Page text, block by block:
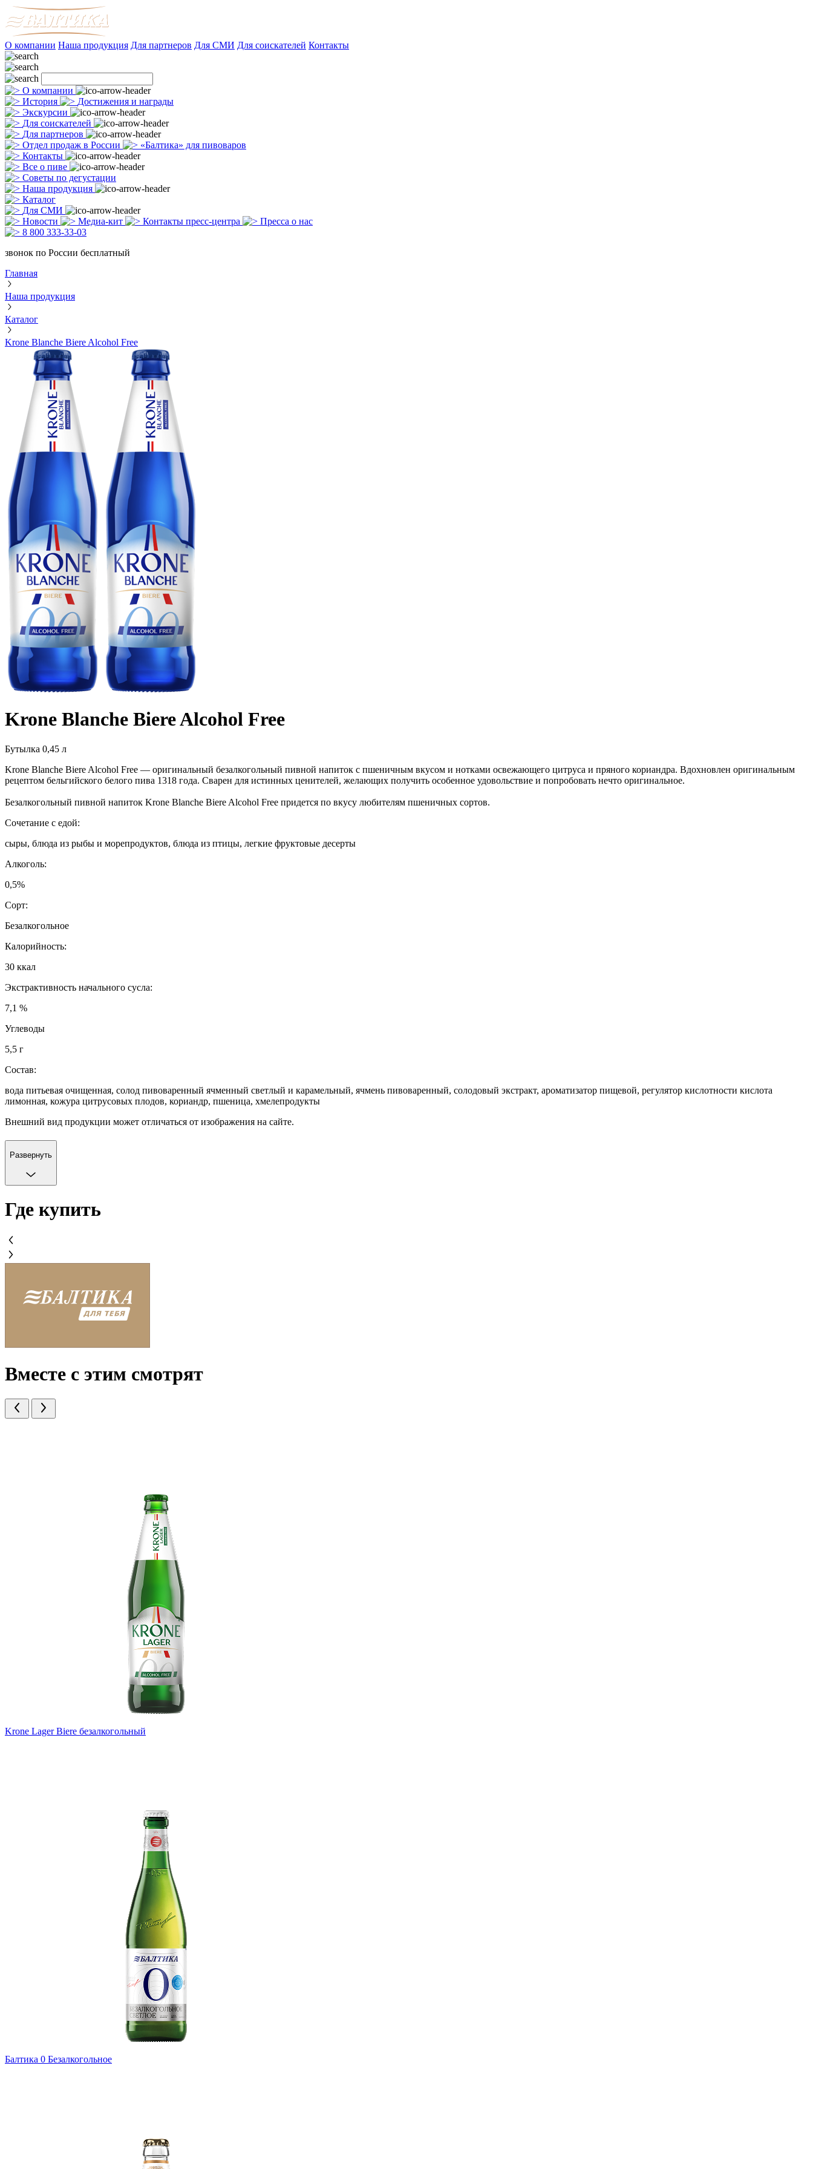
О компании Наша продукция Для партнеров Для СМИ Для соискателей Контакты
О компании
История
Достижения и награды
Экскурсии
Для соискателей
Для партнеров
Отдел продаж в России
«Балтика» для пивоваров
Контакты
Все о пиве
Советы по дегустации
Наша продукция
Каталог
Для СМИ
Новости
Медиа-кит Контакты пресс-центра
Пресса о нас
8 800 333-33-03
звонок по России бесплатный
Главная
Наша продукция
Каталог
Krone Blanche Biere Alcohol Free
Krone Blanche Biere Alcohol Free
Бутылка 0,45 л
Krone Blanche Biere Alcohol Free — оригинальный безалкогольный пивной напиток с пшеничным вкусом и нотками освежающего цитруса и пряного кориандра. Вдохновлен оригинальным
рецептом бельгийского белого пива 1318 года. Сварен для истинных ценителей, желающих получить особенное удовольствие и попробовать нечто оригинальное.
Безалкогольный пивной напиток Krone Blanche Biere Alcohol Free придется по вкусу любителям пшеничных сортов.
Сочетание с едой:
сыры, блюда из рыбы и морепродуктов, блюда из птицы, легкие фруктовые десерты
Алкоголь:
0,5%
Сорт:
Безалкогольное
Калорийность:
30 ккал
Экстрактивность начального сусла:
7,1 %
Углеводы
5,5 г
Состав:
вода питьевая очищенная, солод пивоваренный ячменный светлый и карамельный, ячмень пивоваренный, солодовый экстракт, ароматизатор пищевой, регулятор кислотности кислота
лимонная, кожура цитрусовых плодов, кориандр, пшеница, хмелепродукты
Внешний вид продукции может отличаться от изображения на сайте.
Развернуть
Где купить
Вместе с этим смотрят
Krone Lager Biere безалкогольный
Балтика 0 Безалкогольное